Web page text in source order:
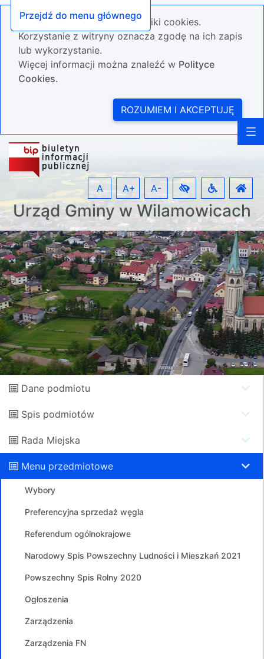
Przejdź do menu głównego
Nasza strona wykorzystuje pliki cookies.
Korzystanie z witryny oznacza zgodę na ich zapis
lub wykorzystanie.
Więcej informacji można znaleźć w Polityce
Cookies.
ROZUMIEM I AKCEPTUJĘ
Urząd Gminy w Wilamowicach
A A+ A-
Dane podmiotu
Spis podmiotów
Rada Miejska
Menu przedmiotowe
Wybory
Preferencyjna sprzedaż węgla
Referendum ogólnokrajowe
Narodowy Spis Powszechny Ludności i Mieszkań 2021
Powszechny Spis Rolny 2020
Ogłoszenia
Zarządzenia
Zarządzenia FN